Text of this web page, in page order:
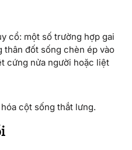
cổ: một số trường hợp gai
thân đốt sống chèn ép vào
cứng nửa người hoặc liệt
cột sống thắt lưng.